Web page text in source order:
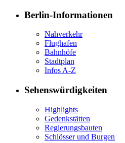
Berlin-Informationen
Nahverkehr
Flughafen
Bahnhöfe
Stadtplan
Infos A-Z
Sehenswürdigkeiten
Highlights
Gedenkstätten
Regierungsbauten
Schlösser und Burgen